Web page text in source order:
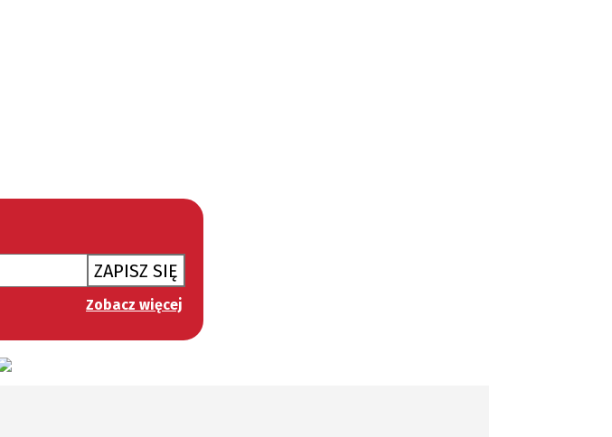
ZAPISZ SIĘ
Zobacz więcej